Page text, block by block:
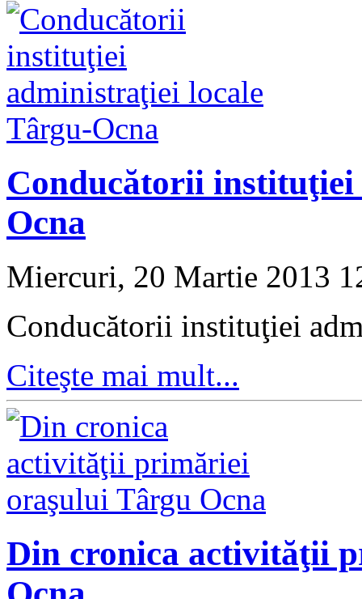
Conducătorii
Ocna
Miercuri, 20 Martie 2013
Conducătorii instituţiei
Citeşte mai mult...
Din cronica activităţii